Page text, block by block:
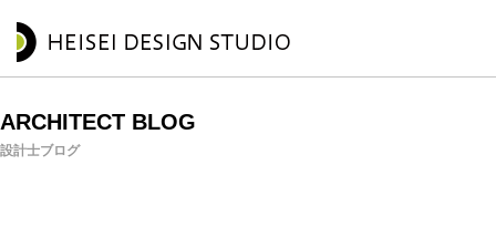
ARCHITECT BLOG
設計士ブログ